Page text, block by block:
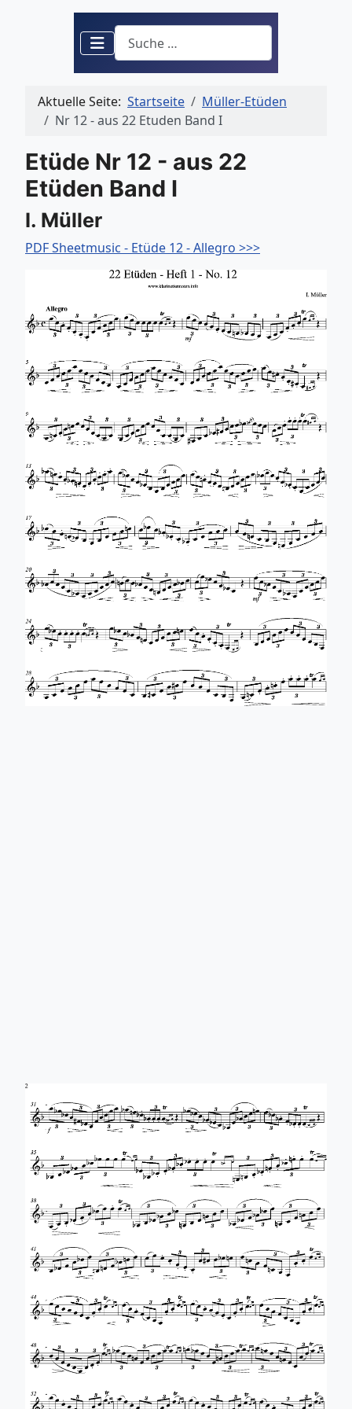
Suchen
Aktuelle Seite: Startseite
Müller-Etüden
Nr 12 - aus 22 Etuden Band I
Etüde Nr 12 - aus 22
Etüden Band I
I. Müller
PDF Sheetmusic - Etüde 12 - Allegro >>>